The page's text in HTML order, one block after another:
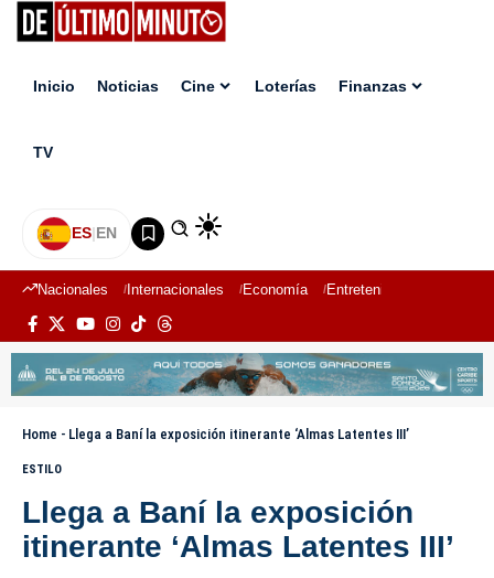
Inicio Noticias Cine Loterías Finanzas
TV
ES|EN
Nacionales Internacionales Economía Entretenimiento
Home - Llega a Baní la exposición itinerante ‘Almas Latentes III’
ESTILO
Llega a Baní la exposición
itinerante ‘Almas Latentes III’